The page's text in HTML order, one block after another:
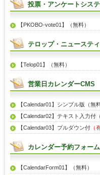
投票・アンケートシス
【PKOBO-vote01】（無料）
テロップ・ニューステ
【Telop01】（無料）
営業日カレンダーCMS
【Calendar01】シンプル版（無料
【Calendar02】テキスト入力付
【Calendar03】プルダウン付 （
カレンダー予約フォーム
【CalendarForm01】（無料）